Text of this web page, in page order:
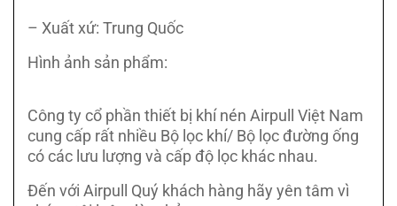
– Xuất xứ: Trung Quốc
Hình ảnh sản phẩm:
Công ty cổ phần thiết bị khí nén Airpull Việt Nam
cung cấp rất nhiều Bộ lọc khí/ Bộ lọc đường ống
có các lưu lượng và cấp độ lọc khác nhau.
Đến với Airpull Quý khách hàng hãy yên tâm vì